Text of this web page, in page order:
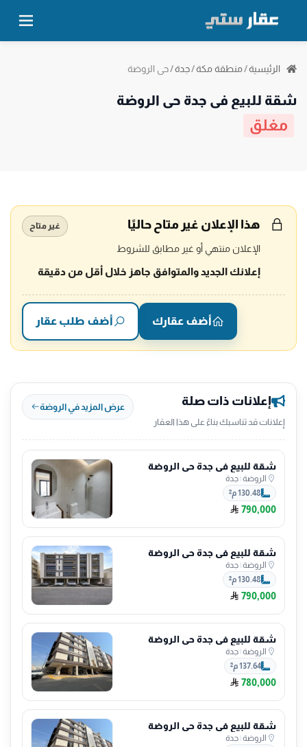
الرئيسية/منطقة مكة/جدة/حي الروضة
شقة للبيع في جدة حي الروضة
مغلق
هذا الإعلان غير متاح حاليًا غير متاح
الإعلان منتهي أو غير مطابق للشروط
إعلانك الجديد والمتوافق جاهز خلال أقل من دقيقة
أضف عقارك أضف طلب عقار
إعلانات ذات صلة
إعلانات قد تناسبك بناءً على هذا العقار
عرض المزيد في الروضة
شقة للبيع في جدة حي الروضة
الروضة| جدة
130.48 م²
790,000
شقة للبيع في جدة حي الروضة
الروضة| جدة
130.48 م²
790,000
شقة للبيع في جدة حي الروضة
الروضة| جدة
137.64 م²
780,000
شقة للبيع في جدة حي الروضة
الروضة| جدة